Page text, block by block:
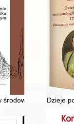
środowisku Dzieje